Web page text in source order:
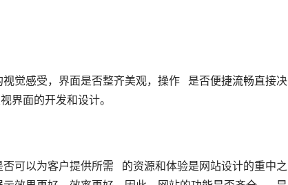
觉感受，界面是否整齐美观，操作   是否便捷流畅直接决
界面的开发和设计。
可以为客户提供所需   的资源和体验是网站设计的重中之